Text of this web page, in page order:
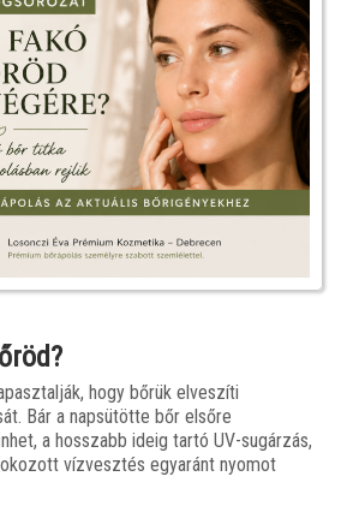
hogy bőrük elveszíti
Bár a napsütötte bőr elsőre
a hosszabb ideig tartó UV-sugárzás,
vízvesztés egyaránt nyomot